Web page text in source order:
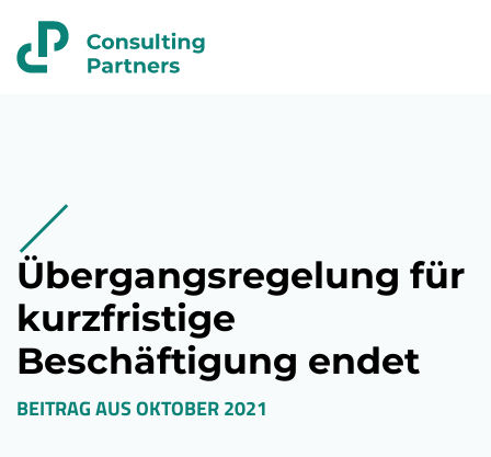
Übergangsregelung für
kurzfristige
Beschäftigung endet
BEITRAG AUSOKTOBER 2021